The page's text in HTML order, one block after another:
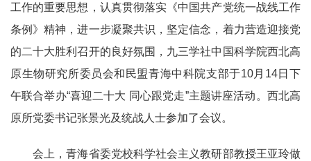
工作的重要思想，认真贯彻落实《中国共产党统一战线工作
条例》精神，进一步凝聚共识，坚定信念，着力营造迎接党
的二十大胜利召开的良好氛围，九三学社中国科学院西北高
原生物研究所委员会和民盟青海中科院支部于10月14日下
午联合举办“喜迎二十大 同心跟党走”主题讲座活动。西北高
原所党委书记张景光及统战人士参加了会议。
会上，青海省委党校科学社会主义教研部教授王亚玲做